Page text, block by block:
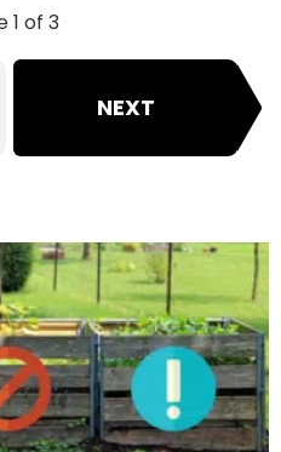
1 of 3
NEXT